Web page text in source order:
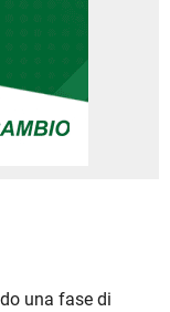
una fase di